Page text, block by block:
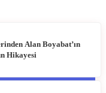
Alan Boyabat’ın
Hikayesi